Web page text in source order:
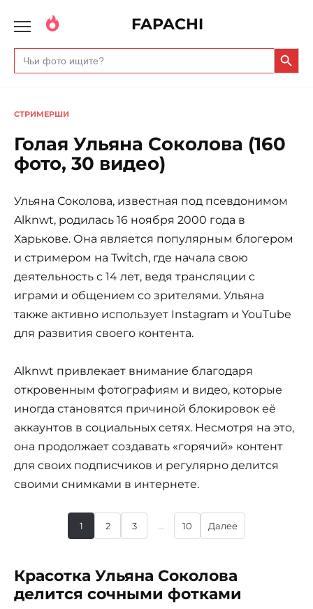
FAPACHI
Search
for:
Search Button
СТРИМЕРШИ
Голая Ульяна Соколова (160
фото, 30 видео)
Ульяна Соколова, известная под псевдонимом
Alknwt, родилась 16 ноября 2000 года в
Харькове. Она является популярным блогером
и стримером на Twitch, где начала свою
деятельность с 14 лет, ведя трансляции с
играми и общением со зрителями. Ульяна
также активно использует Instagram и YouTube
для развития своего контента.
Alknwt привлекает внимание благодаря
откровенным фотографиям и видео, которые
иногда становятся причиной блокировок её
аккаунтов в социальных сетях. Несмотря на это,
она продолжает создавать «горячий» контент
для своих подписчиков и регулярно делится
своими снимками в интернете.
1 2 3 ... 10 Далее
Красотка Ульяна Соколова
делится сочными фотками